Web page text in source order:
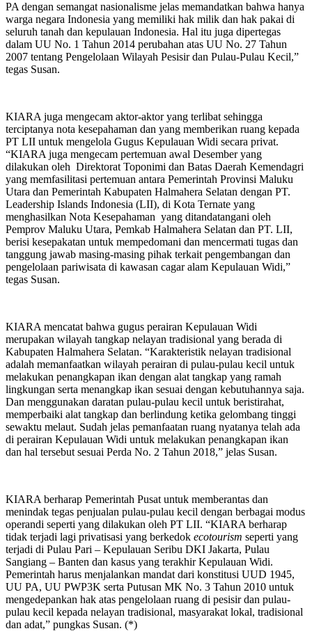
PA dengan semangat nasionalisme jelas memandatkan bahwa hanya
warga negara Indonesia yang memiliki hak milik dan hak pakai di
seluruh tanah dan kepulauan Indonesia. Hal itu juga dipertegas
dalam UU No. 1 Tahun 2014 perubahan atas UU No. 27 Tahun
2007 tentang Pengelolaan Wilayah Pesisir dan Pulau-Pulau Kecil,”
tegas Susan.
KIARA juga mengecam aktor-aktor yang terlibat sehingga
terciptanya nota kesepahaman dan yang memberikan ruang kepada
PT LII untuk mengelola Gugus Kepulauan Widi secara privat.
“KIARA juga mengecam pertemuan awal Desember yang
dilakukan oleh Direktorat Toponimi dan Batas Daerah Kemendagri
yang memfasilitasi pertemuan antara Pemerintah Provinsi Maluku
Utara dan Pemerintah Kabupaten Halmahera Selatan dengan PT.
Leadership Islands Indonesia (LII), di Kota Ternate yang
menghasilkan Nota Kesepahaman yang ditandatangani oleh
Pemprov Maluku Utara, Pemkab Halmahera Selatan dan PT. LII,
berisi kesepakatan untuk mempedomani dan mencermati tugas dan
tanggung jawab masing-masing pihak terkait pengembangan dan
pengelolaan pariwisata di kawasan cagar alam Kepulauan Widi,”
tegas Susan.
KIARA mencatat bahwa gugus perairan Kepulauan Widi
merupakan wilayah tangkap nelayan tradisional yang berada di
Kabupaten Halmahera Selatan. “Karakteristik nelayan tradisional
adalah memanfaatkan wilayah perairan di pulau-pulau kecil untuk
melakukan penangkapan ikan dengan alat tangkap yang ramah
lingkungan serta menangkap ikan sesuai dengan kebutuhannya saja.
Dan menggunakan daratan pulau-pulau kecil untuk beristirahat,
memperbaiki alat tangkap dan berlindung ketika gelombang tinggi
sewaktu melaut. Sudah jelas pemanfaatan ruang nyatanya telah ada
di perairan Kepulauan Widi untuk melakukan penangkapan ikan
dan hal tersebut sesuai Perda No. 2 Tahun 2018,” jelas Susan.
KIARA berharap Pemerintah Pusat untuk memberantas dan
menindak tegas penjualan pulau-pulau kecil dengan berbagai modus
operandi seperti yang dilakukan oleh PT LII. “KIARA berharap
tidak terjadi lagi privatisasi yang berkedok ecotourism seperti yang
terjadi di Pulau Pari – Kepulauan Seribu DKI Jakarta, Pulau
Sangiang – Banten dan kasus yang terakhir Kepulauan Widi.
Pemerintah harus menjalankan mandat dari konstitusi UUD 1945,
UU PA, UU PWP3K serta Putusan MK No. 3 Tahun 2010 untuk
mengedepankan hak atas pengelolaan ruang di pesisir dan pulau-
pulau kecil kepada nelayan tradisional, masyarakat lokal, tradisional
dan adat,” pungkas Susan. (*)